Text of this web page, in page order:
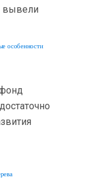
вывели
особенности